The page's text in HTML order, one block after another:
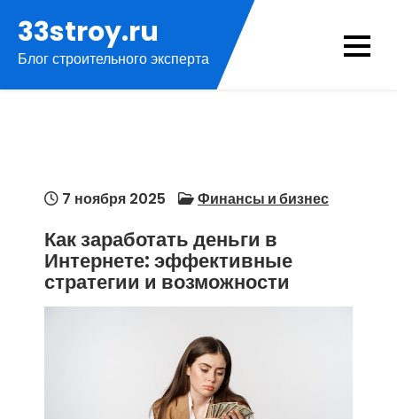
содержимому
33stroy.ru
Блог строительного эксперта
7 ноября 2025 Финансы и бизнес
Как заработать деньги в
Интернете: эффективные
стратегии и возможности